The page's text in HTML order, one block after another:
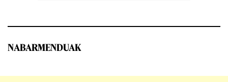
NABARMENDUAK